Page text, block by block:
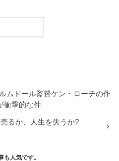
ムドール監督ケン・ローチの作
衝撃的な件
るか、人生を失うか?
も人気です。